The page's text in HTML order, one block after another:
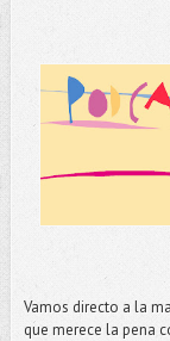
Vamos directo a la
que merece la pena